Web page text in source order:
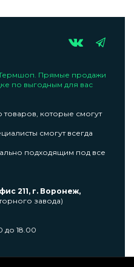
Термшоп. Прямые продажи
по выгодным для вас
которые смогут
смогут всегда
подходящим под все
211, г. Воронеж,
завода)
до 18.00